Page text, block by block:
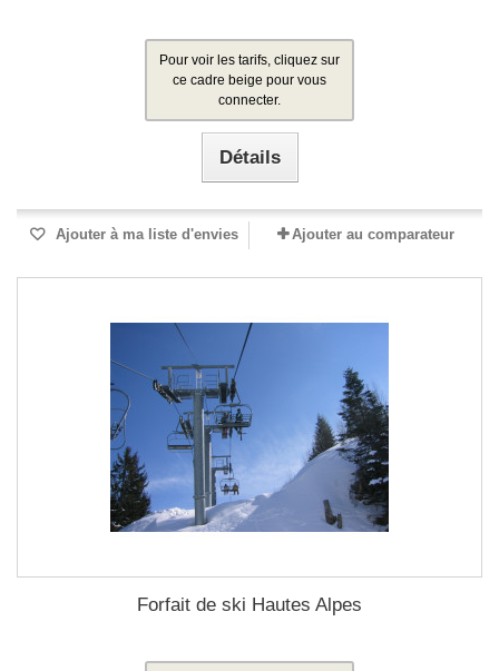
Pour voir les tarifs, cliquez sur
ce cadre beige pour vous
connecter.
Détails
Ajouter à ma liste d'envies Ajouter au comparateur
Forfait de ski Hautes Alpes